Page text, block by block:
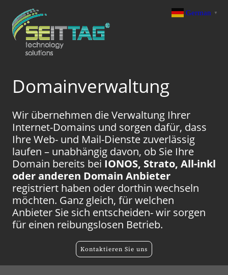
Domainverwaltung
Wir übernehmen die Verwaltung Ihrer
Internet-Domains und sorgen dafür, dass
Ihre Web- und Mail-Dienste zuverlässig
laufen – unabhängig davon, ob Sie Ihre
Domain bereits bei IONOS, Strato, All-inkl
oder anderen Domain Anbieter
registriert haben oder dorthin wechseln
möchten. Ganz gleich, für welchen
Anbieter Sie sich entscheiden- wir sorgen
für einen reibungslosen Betrieb.
Kontaktieren Sie uns
German ▼